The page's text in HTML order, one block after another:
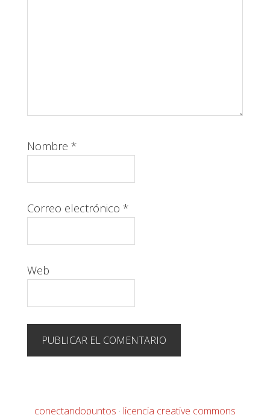
Nombre *
Correo electrónico *
Web
conectandopuntos · licencia creative commons